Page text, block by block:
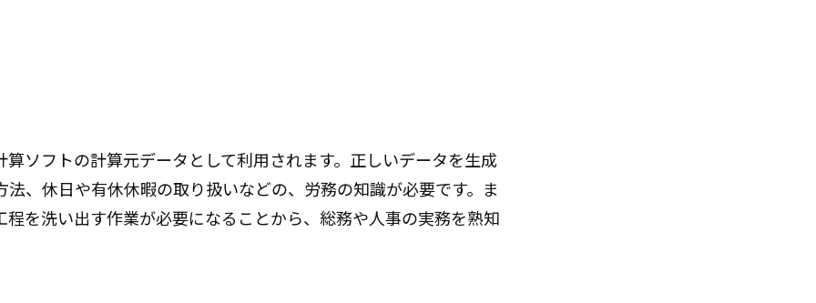
ソフトの計算元データとして利用されます。正しいデータを生成
、休日や有休休暇の取り扱いなどの、労務の知識が必要です。ま
を洗い出す作業が必要になることから、総務や人事の実務を熟知